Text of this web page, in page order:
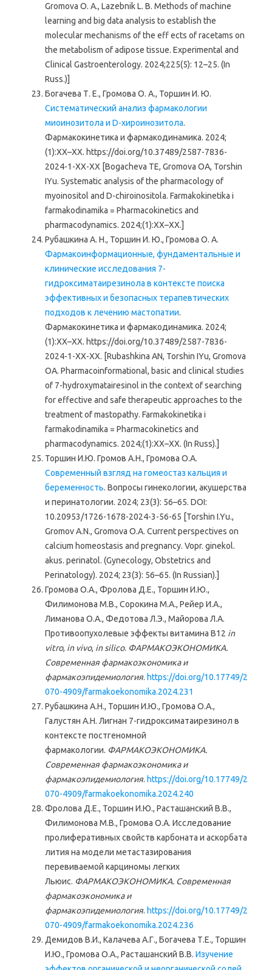
Gromova O. A., Lazebnik L. B. Methods of machine
learning and big data analysis to establish the
molecular mechanisms of the eff ects of racetams on
the metabolism of adipose tissue. Experimental and
Clinical Gastroenterology. 2024;225(5): 12–25. (In
Russ.)]
Богачева Т. Е., Громова О. А., Торшин И. Ю.
Систематический анализ фармакологии
миоинозитола и D-хироинозитола.
Фармакокинетика и фармакодинамика. 2024;
(1):ХХ–ХХ. https://doi.org/10.37489/2587-7836-
2024-1-ХХ-ХХ [Bogacheva TE, Gromova OA, Torshin
IYu. Systematic analysis of the pharmacology of
myoinositol and D-chiroinositola. Farmakokinetika i
farmakodinamika = Pharmacokinetics and
pharmacodynamics. 2024;(1):XX–XX.]
Рубашкина А. Н., Торшин И. Ю., Громова О. А.
Фармакоинформационные, фундаментальные и
клинические исследования 7-
гидроксиматаирезинола в контексте поиска
эффективных и безопасных терапевтических
подходов к лечению мастопатии.
Фармакокинетика и фармакодинамика. 2024;
(1):ХХ–ХХ. https://doi.org/10.37489/2587-7836-
2024-1-ХХ-ХХ. [Rubashkina АN, Torshin IYu, Gromova
OA. Pharmacoinformational, basic and clinical studies
of 7-hydroxymatairesinol in the context of searching
for effective and safe therapeutic approaches to the
treatment of mastopathy. Farmakokinetika i
farmakodinamika = Pharmacokinetics and
pharmacodynamics. 2024;(1):XX–XX. (In Russ).]
Торшин И.Ю. Громов А.Н., Громова О.А.
Современный взгляд на гомеостаз кальция и
беременность. Вопросы гинекологии, акушерства
и перинатологии. 2024; 23(3): 56–65. DOI:
10.20953/1726-1678-2024-3-56-65 [Torshin I.Yu.,
Gromov A.N., Gromova O.A. Current perspectives on
calcium homeostasis and pregnancy. Vopr. ginekol.
akus. perinatol. (Gynecology, Obstetrics and
Perinatology). 2024; 23(3): 56–65. (In Russian).]
Громова О.А., Фролова Д.Е., Торшин И.Ю.,
Филимонова М.В., Сорокина М.А., Рейер И.А.,
Лиманова O.А., Федотова Л.Э., Майорова Л.А.
Противоопухолевые эффекты витамина В12 in
vitro, in vivo, in silico. ФАРМАКОЭКОНОМИКА.
Современная фармакоэкономика и
фармакоэпидемиология. https://doi.org/10.17749/2
070-4909/farmakoekonomika.2024.231
Рубашкина А.Н., Торшин И.Ю., Громова О.А.,
Галустян А.Н. Лигнан 7-гидроксиматаирезинол в
контексте постгеномной
фармакологии. ФАРМАКОЭКОНОМИКА.
Современная фармакоэкономика и
фармакоэпидемиология. https://doi.org/10.17749/2
070-4909/farmakoekonomika.2024.240
Фролова Д.Е., Торшин И.Ю., Расташанский В.В.,
Филимонова М.В., Громова О.А. Исследование
пролиферативных свойств карбоната и аскорбата
лития на модели метастазирования
перевиваемой карциномы легких
Льюис. ФАРМАКОЭКОНОМИКА. Современная
фармакоэкономика и
фармакоэпидемиология. https://doi.org/10.17749/2
070-4909/farmakoekonomika.2024.236
Демидов В.И., Калачева А.Г., Богачева Т.Е., Торшин
И.Ю., Громова О.А., Расташанский В.В. Изучение